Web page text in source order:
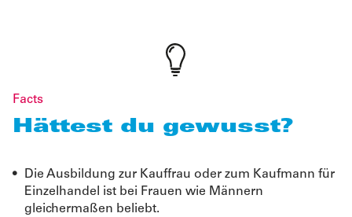
Facts
Hättest du gewusst?
Die Ausbildung zur Kauffrau oder zum Kaufmann für
Einzelhandel ist bei Frauen wie Männern
gleichermaßen beliebt.